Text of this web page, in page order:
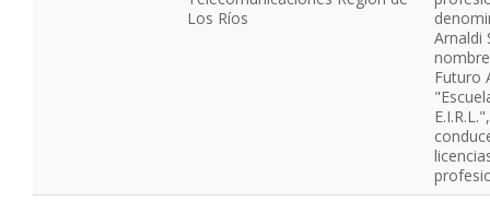
Los Ríos
Arnaldi
Futuro